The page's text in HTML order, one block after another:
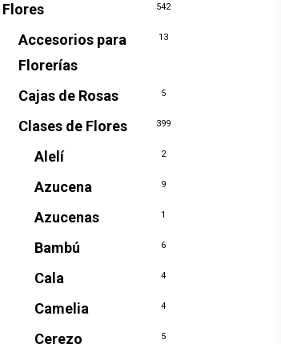
Flores 542
Accesorios para
Florerías
13
Cajas de Rosas 5
Clases de Flores 399
Alelí 2
Azucena 9
Azucenas 1
Bambú 6
Cala 4
Camelia 4
Cerezo 5